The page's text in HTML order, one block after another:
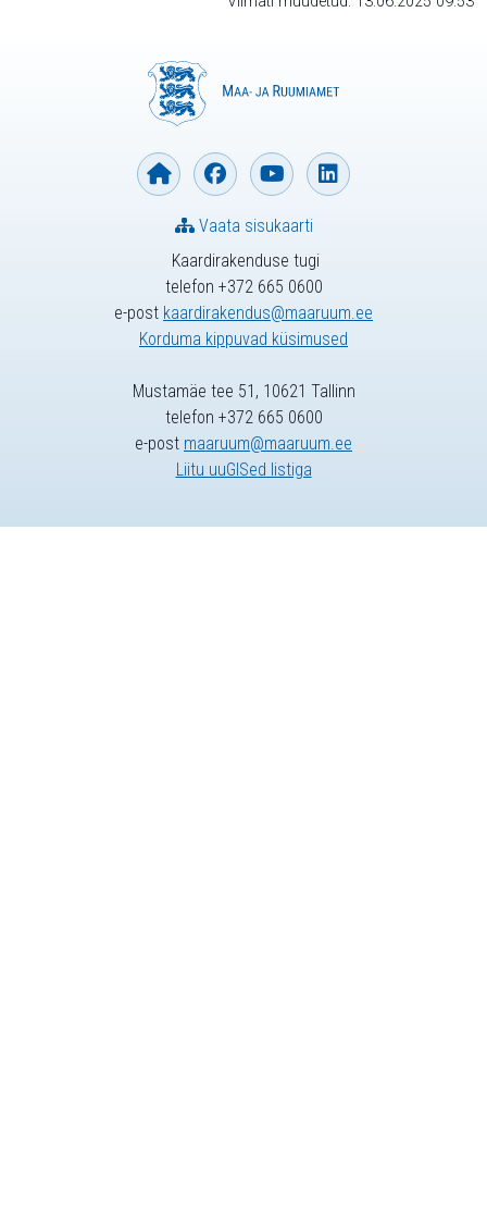
Kaardirakenduse tugi
telefon +372 665 0600
e-post kaardirakendus@maaruum.ee
Korduma kippuvad küsimused
Vaata sisukaarti
Mustamäe tee 51, 10621 Tallinn
telefon +372 665 0600
e-post maaruum@maaruum.ee
Liitu uuGISed listiga